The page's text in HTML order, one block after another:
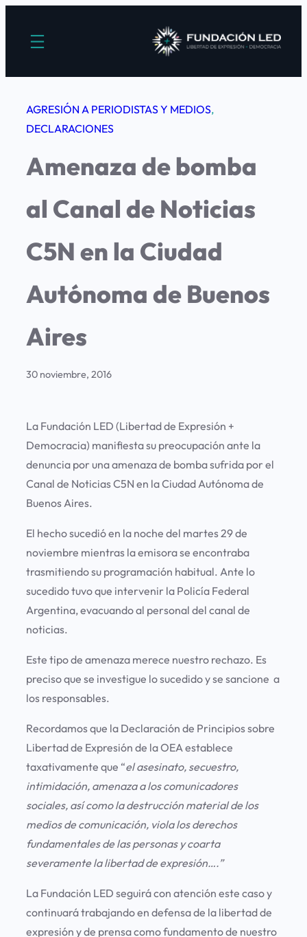
AGRESIÓN A PERIODISTAS Y MEDIOS
DECLARACIONES
Amenaza de bomba
al Canal de Noticias
C5N en la Ciudad
Autónoma de Buenos
Aires
30 noviembre, 2016
La Fundación LED (Libertad de Expresión +
Democracia) manifiesta su preocupación ante la
denuncia por una amenaza de bomba sufrida por el
Canal de Noticias C5N en la Ciudad Autónoma de
Buenos Aires.
El hecho sucedió en la noche del martes 29 de
noviembre mientras la emisora se encontraba
trasmitiendo su programación habitual. Ante lo
sucedido tuvo que intervenir la Policía Federal
Argentina, evacuando al personal del canal de
noticias.
Este tipo de amenaza merece nuestro rechazo. Es
preciso que se investigue lo sucedido y se sancione a
los responsables.
Recordamos que la Declaración de Principios sobre
Libertad de Expresión de la OEA establece
taxativamente que “el asesinato, secuestro,
intimidación, amenaza a los comunicadores
sociales, así como la destrucción material de los
medios de comunicación, viola los derechos
fundamentales de las personas y coarta
severamente la libertad de expresión….”
La Fundación LED seguirá con atención este caso y
continuará trabajando en defensa de la libertad de
expresión y de prensa como fundamento de nuestro